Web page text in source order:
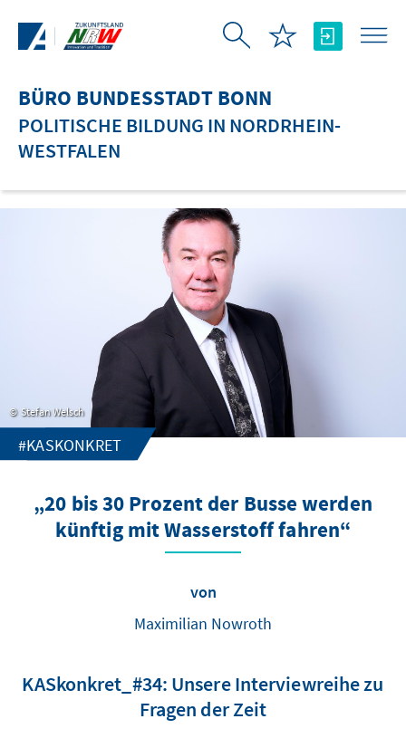
BÜRO BUNDESSTADT BONN
POLITISCHE BILDUNG IN NORDRHEIN-
WESTFALEN
Stefan Welsch
#KASKONKRET
„20 bis 30 Prozent der Busse werden
künftig mit Wasserstoff fahren“
von
Maximilian Nowroth
KASkonkret_#34: Unsere Interviewreihe zu
Fragen der Zeit